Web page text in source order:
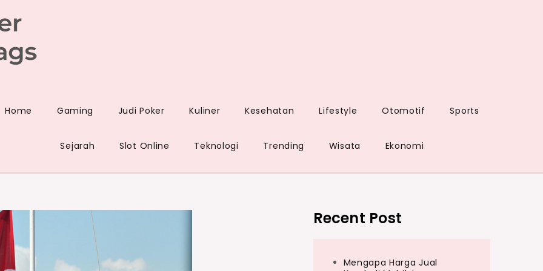
Home
Gaming Judi Poker Kuliner Kesehatan Lifestyle Otomotif Sports
Sejarah Slot Online Teknologi Trending Wisata Ekonomi
Recent Post
Mengapa Harga Jual